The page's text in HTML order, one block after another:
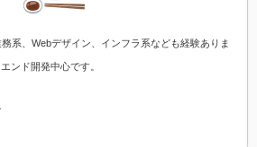
系、Webデザイン、インフラ系なども経験ありま
ンド開発中心です。